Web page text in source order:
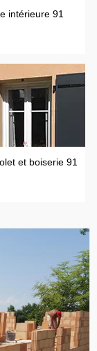
intérieure 91
et boiserie 91